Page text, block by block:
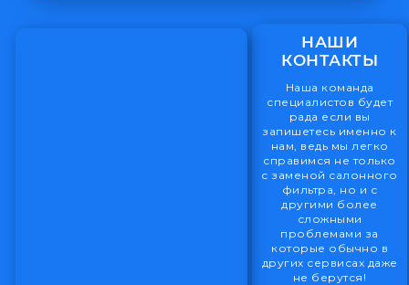
НАШИ
КОНТАКТЫ
Наша команда
специалистов будет
рада если вы
запишетесь именно к
нам, ведь мы легко
справимся не только
с заменой салонного
фильтра, но и с
другими более
сложными
проблемами за
которые обычно в
других сервисах даже
не берутся!